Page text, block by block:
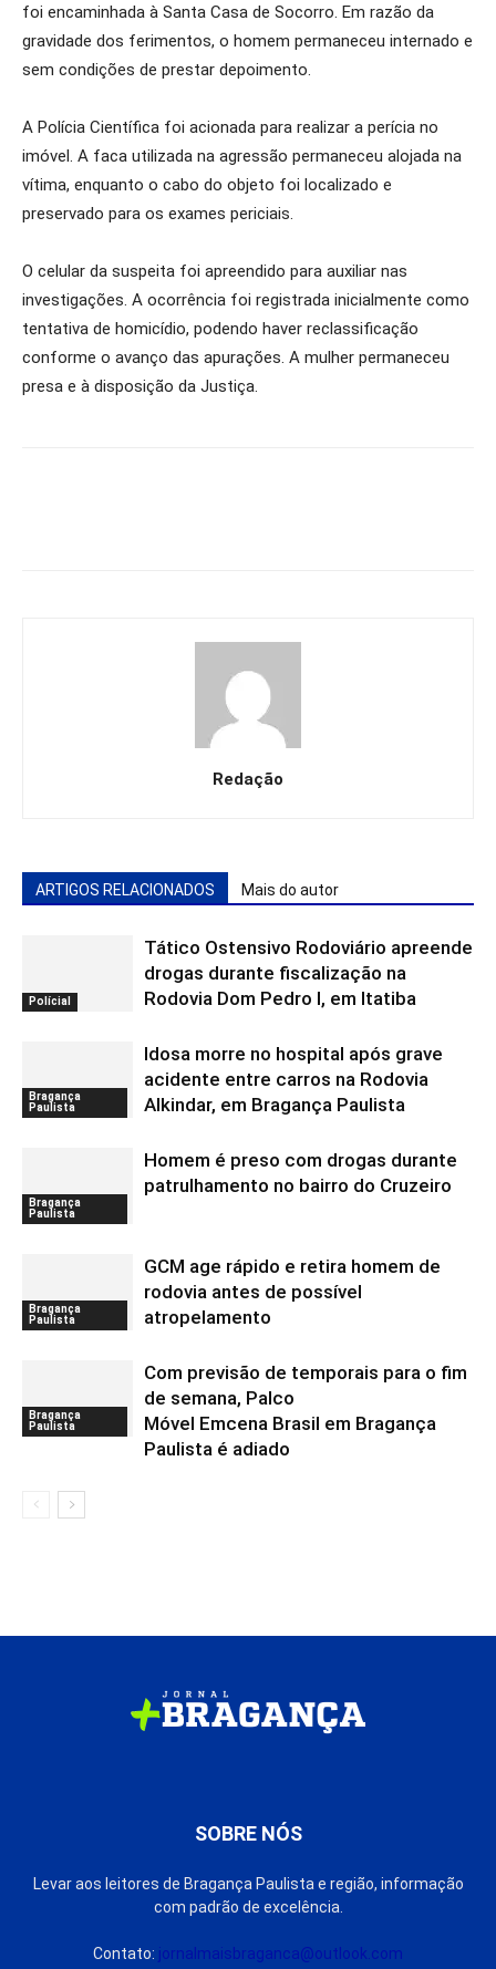
foi encaminhada à Santa Casa de Socorro. Em razão da
gravidade dos ferimentos, o homem permaneceu internado e
sem condições de prestar depoimento.
A Polícia Científica foi acionada para realizar a perícia no
imóvel. A faca utilizada na agressão permaneceu alojada na
vítima, enquanto o cabo do objeto foi localizado e
preservado para os exames periciais.
O celular da suspeita foi apreendido para auxiliar nas
investigações. A ocorrência foi registrada inicialmente como
tentativa de homicídio, podendo haver reclassificação
conforme o avanço das apurações. A mulher permaneceu
presa e à disposição da Justiça.
Redação
ARTIGOS RELACIONADOS Mais do autor
Polícial
Tático Ostensivo Rodoviário apreende
drogas durante fiscalização na
Rodovia Dom Pedro I, em Itatiba
Bragança
Paulista
Idosa morre no hospital após grave
acidente entre carros na Rodovia
Alkindar, em Bragança Paulista
Bragança
Paulista
Homem é preso com drogas durante
patrulhamento no bairro do Cruzeiro
Bragança
Paulista
GCM age rápido e retira homem de
rodovia antes de possível
atropelamento
Bragança
Paulista
Com previsão de temporais para o fim
de semana, Palco
Móvel Emcena Brasil em Bragança
Paulista é adiado
SOBRE NÓS
Levar aos leitores de Bragança Paulista e região, informação
com padrão de excelência.
Contato: jornalmaisbraganca@outlook.com